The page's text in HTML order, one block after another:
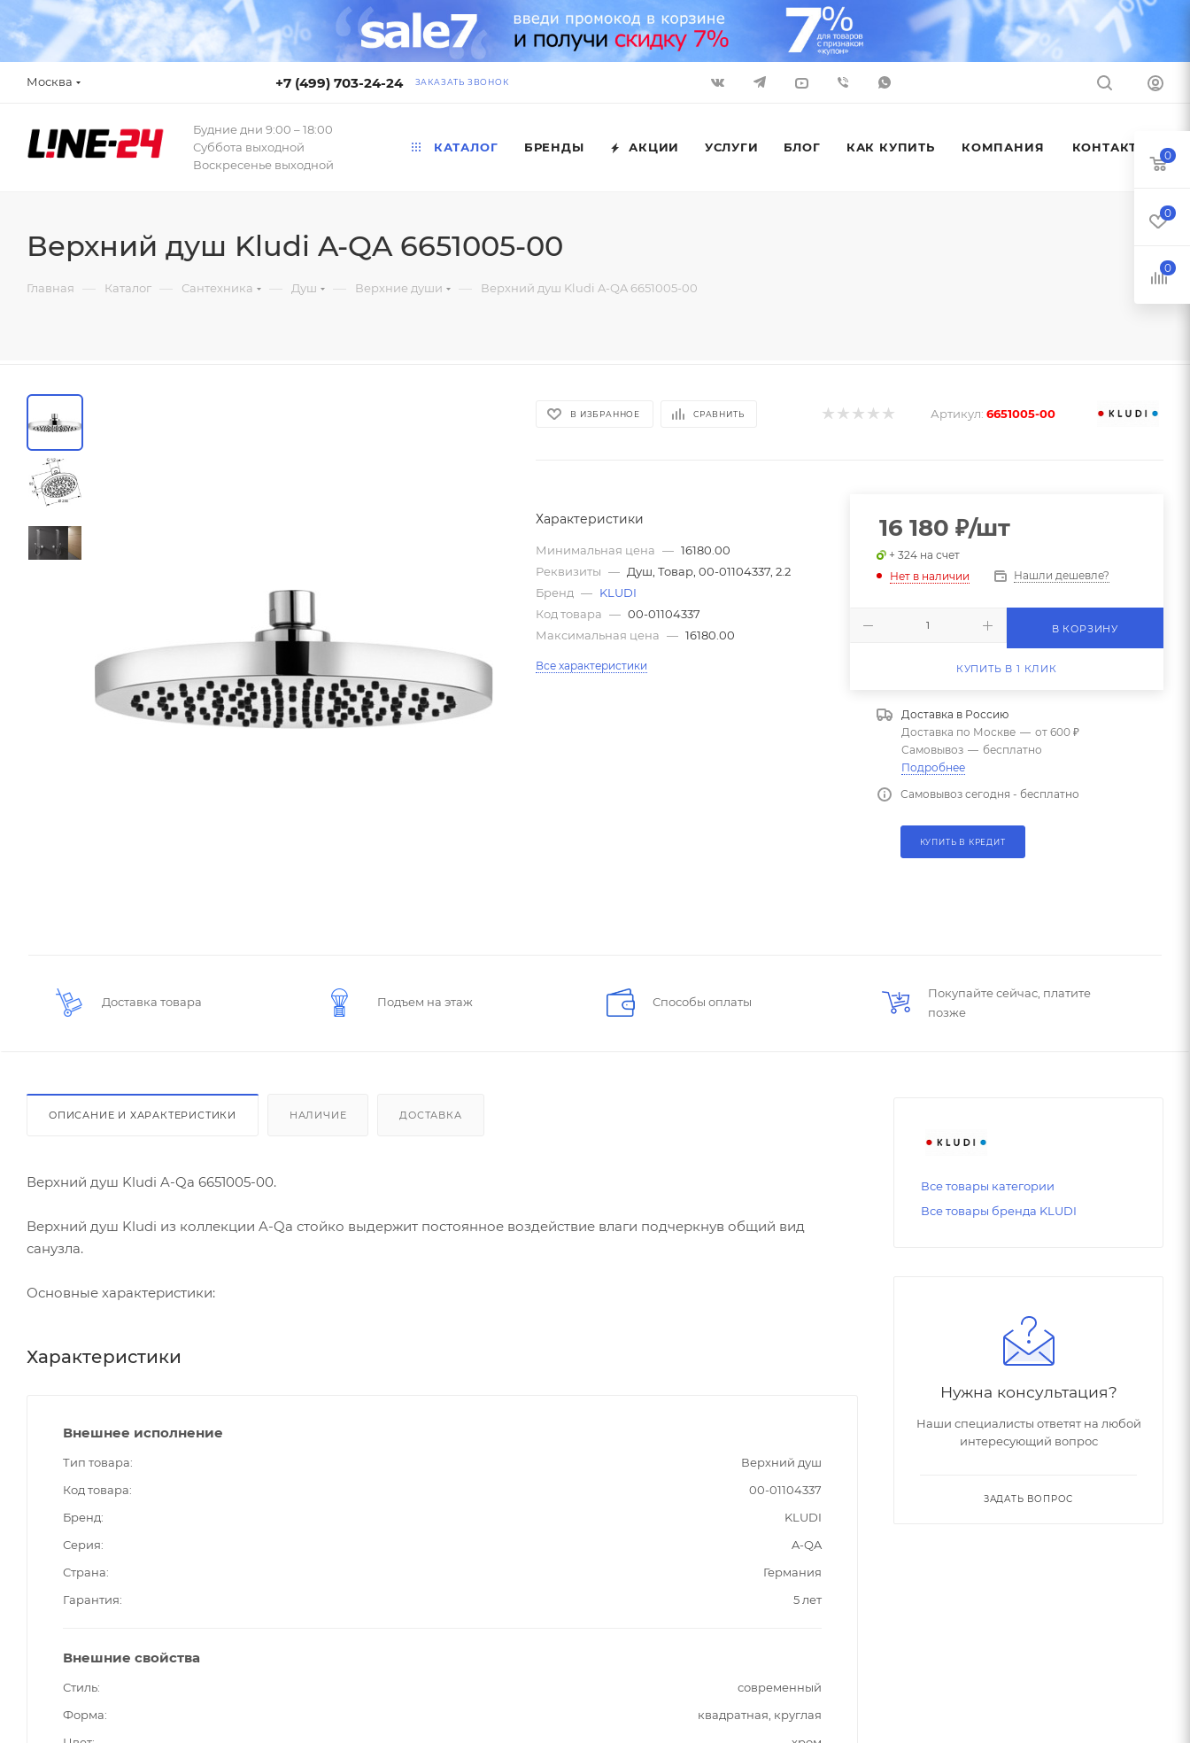
Москва +7 (499) 703-24-24 ЗАКАЗАТЬ ЗВОНОК
Будние дни 9:00 – 18:00
Суббота выходной
Воскресенье выходной
КАТАЛОГ БРЕНДЫ АКЦИИ УСЛУГИ БЛОГ КАК КУПИТЬ КОМПАНИЯ КОНТАКТЫ
Верхний душ Kludi A-QA 6651005-00
Главная — Каталог — Сантехника — Душ — Верхние души — Верхний душ Kludi A-QA 6651005-00
В ИЗБРАННОЕ СРАВНИТЬ Артикул: 6651005-00
Характеристики
Минимальная цена — 16180.00
Реквизиты — Душ, Товар, 00-01104337, 2.2
Бренд — KLUDI
Код товара — 00-01104337
Максимальная цена — 16180.00
Все характеристики
16 180 ₽/шт
+ 324 на счет
Нет в наличии
Нашли дешевле?
В КОРЗИНУ
КУПИТЬ В 1 КЛИК
Доставка в Россию
Доставка по Москве — от 600 ₽
Самовывоз — бесплатно
Подробнее
Самовывоз сегодня - бесплатно
КУПИТЬ В КРЕДИТ
Доставка товара Подъем на этаж Способы оплаты
Покупайте сейчас, платите
позже
ОПИСАНИЕ И ХАРАКТЕРИСТИКИ НАЛИЧИЕ ДОСТАВКА
Верхний душ Kludi A-Qa 6651005-00.
Верхний душ Kludi из коллекции A-Qa стойко выдержит постоянное воздействие влаги подчеркнув общий вид
санузла.
Основные характеристики:
Характеристики
Внешнее исполнение
Тип товара
Верхний душ
Код товара
00-01104337
Бренд
KLUDI
Серия
A-QA
Страна
Германия
Гарантия
5 лет
Внешние свойства
Стиль
современный
Форма
квадратная, круглая
Все товары категории
Все товары бренда KLUDI
Нужна консультация?
Наши специалисты ответят на любой
интересующий вопрос
ЗАДАТЬ ВОПРОС
0
0
0